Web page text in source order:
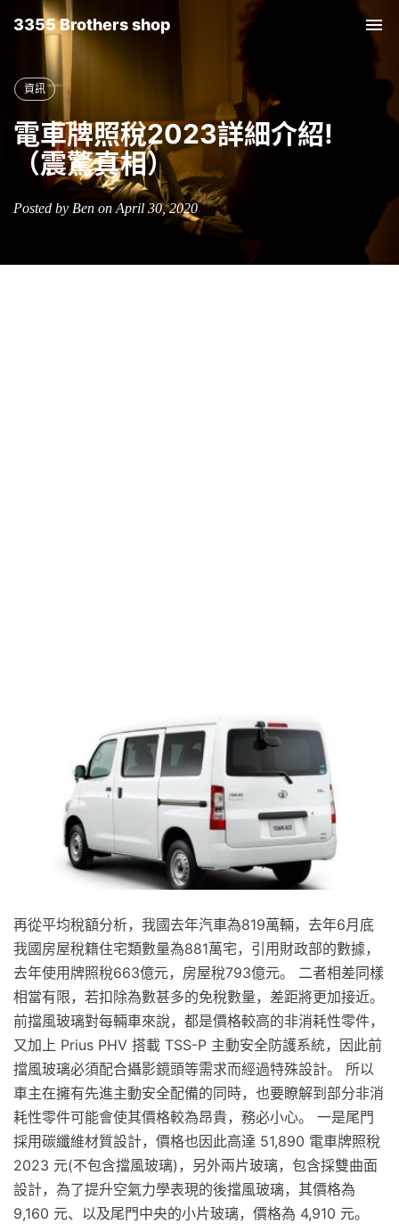
3355 Brothers shop
資訊
電車牌照稅2023詳細介紹!
（震驚真相）
Posted by Ben on April 30, 2020
再從平均稅額分析，我國去年汽車為819萬輛，去年6月底
我國房屋稅籍住宅類數量為881萬宅，引用財政部的數據，
去年使用牌照稅663億元，房屋稅793億元。 二者相差同樣
相當有限，若扣除為數甚多的免稅數量，差距將更加接近。
前擋風玻璃對每輛車來說，都是價格較高的非消耗性零件，
又加上 Prius PHV 搭載 TSS-P 主動安全防護系統，因此前
擋風玻璃必須配合攝影鏡頭等需求而經過特殊設計。 所以
車主在擁有先進主動安全配備的同時，也要瞭解到部分非消
耗性零件可能會使其價格較為昂貴，務必小心。 一是尾門
採用碳纖維材質設計，價格也因此高達 51,890 電車牌照稅
2023 元(不包含擋風玻璃)，另外兩片玻璃，包含採雙曲面
設計，為了提升空氣力學表現的後擋風玻璃，其價格為
9,160 元、以及尾門中央的小片玻璃，價格為 4,910 元。